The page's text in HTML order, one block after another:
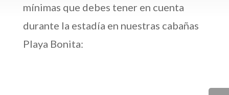
mínimas que debes tener en cuenta
durante la estadía en nuestras cabañas
Playa Bonita: